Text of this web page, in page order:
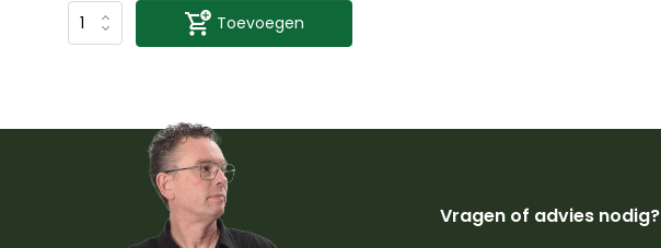
Toevoegen
Vragen of advies nodig?